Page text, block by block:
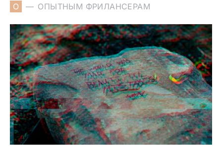
О ОПЫТНЫМ ФРИЛАНСЕРАМ